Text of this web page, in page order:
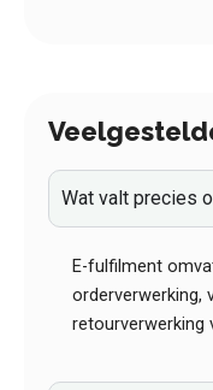
Wat valt precies
E-fulfilment
orderverwerking,
retourverwerking